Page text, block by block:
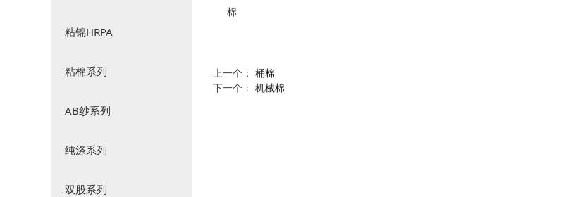
粘锦HRPA
粘棉系列
AB纱系列
纯涤系列
双股系列
棉
上一个： 桶棉
下一个： 机械棉